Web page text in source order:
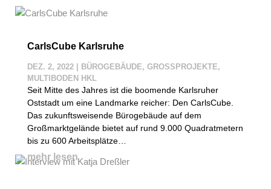
CarlsCube Karlsruhe
DEZ. 2, 2022| BÜROGEBÄUDE, GROSSPROJEKTE
,
MULTIBODEN HKL
Seit Mitte des Jahres ist die boomende Karlsruher
Oststadt um eine Landmarke reicher: Den CarlsCube.
Das zukunftsweisende Bürogebäude auf dem
Großmarktgelände bietet auf rund 9.000 Quadratmetern
bis zu 600 Arbeitsplätze…
mehr lesen